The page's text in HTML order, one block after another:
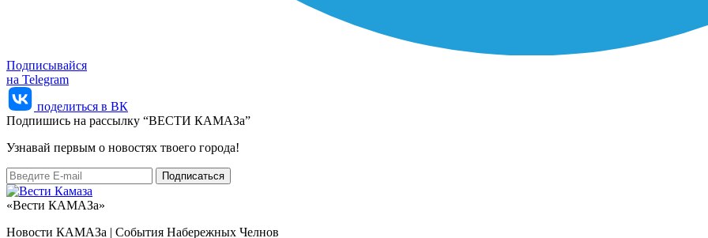
Подписывайся
на Telegram
поделиться в ВК
Подпишись на рассылку “ВЕСТИ КАМАЗа”
Узнaвай первым о новостях твоего города!
«Вести КАМАЗа»
Новости КАМАЗа | События Набережных Челнов